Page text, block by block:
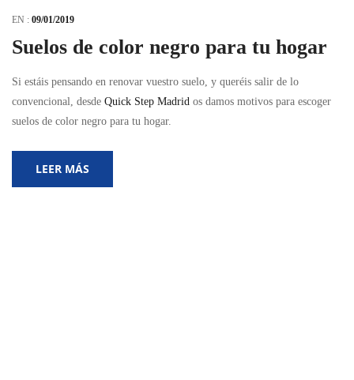
EN : 09/01/2019
Suelos de color negro para tu hogar
Si estáis pensando en renovar vuestro suelo, y queréis salir de lo
convencional, desde Quick Step Madrid os damos motivos para escoger
suelos de color negro para tu hogar.
LEER MÁS